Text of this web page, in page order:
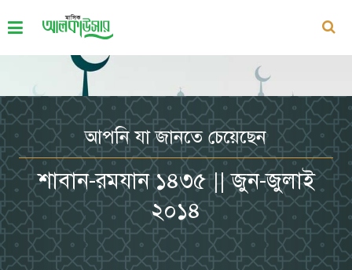
আপনি যা জানতে চেয়েছেন
শাবান-রমযান ১৪৩৫ || জুন-জুলাই
২০১৪